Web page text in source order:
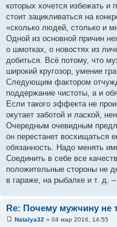
которых хочется избежать и
стоит зацикливаться на
«сколько людей, столько и
Одной из основной причин
о шмотках, о новостях из
добиться. Всё потому, что
широкий кругозор, умение
Следующим фактором
поддержание чистоты, а и
Если такого эффекта не
окутает заботой и лаской,
Очередным очевидным
он перестанет восхищаться
обязанность. Надо менять
Соединить в себе все
положительные стороны не
в гараже, на рыбалке и т. д.
Re: Почему мужчину не
Natalya32 » 04 мар 2016, 14:55